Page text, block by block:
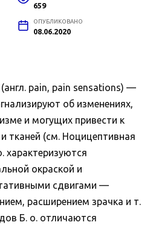
659
ОПУБЛИКОВАНО
08.06.2020
pain, pain sensations) —
об изменениях,
и могущих привести к
тканей (см. Ноцицептивная
характеризуются
окраской и
сдвигами —
расширением зрачка и т.
Б. о. отличаются